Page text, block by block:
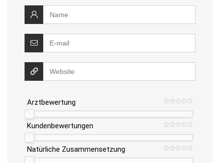
Arztbewertung
Kundenbewertungen
Natürliche Zusammensetzung